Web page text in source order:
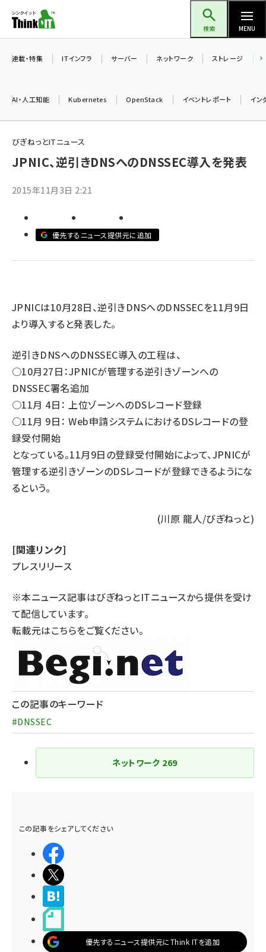
ン
ツ
検索 MENU
加藤銘のチーム貢献～仲間と築いた勝利の絆～ (2315)
drupal (1955)
genai (1484)
連載・特集 ITインフラ サーバー ネットワーク ストレージ
AI・人工知能 Kubernetes OpenStack イベントレポート イン
びぎねっとITニュース
JPNIC、逆引きDNSへのDNSSEC導入を発表
2015年11月3日 2:21
優先するニュース提供元に追加
JPNICは10月28日、逆引きDNSへのDNSSECを11月9日
より導入すると発表した。
逆引きDNSへのDNSSEC導入の工程は、
○10月27日：JPNICが管理する逆引きゾーンへの
DNSSEC署名追加
○11月 4日： 上位ゾーンへのDSレコード登録
○11月 9日： Web申請システムにおけるDSレコードの登
録受付開始
となっている。11月9日の登録受付開始によって、JPNICが
管理する逆引きゾーンのDSレコードが登録できるようにな
るという。
(川原 龍人/びぎねっと)
[関連リンク]
プレスリリース
※本ニュース記事はびぎねっとITニュースから提供を受け
て配信しています。
転載元はこちらをご覧ください。
この記事のキーワード
#DNSSEC
ネットワーク 269
この記事をシェアしてください
優先するニュース提供元にThink ITを追加